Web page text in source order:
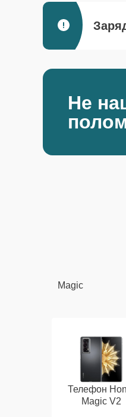
Не
Magic
Телефон
Magic V2